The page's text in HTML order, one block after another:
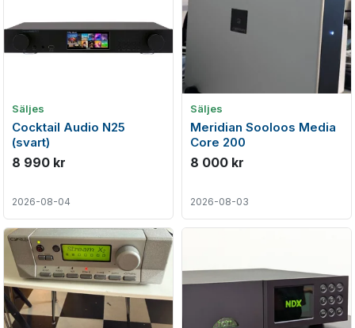
Säljes
Cocktail Audio N25
(svart)
8 990 kr
2026-08-04
Säljes
Meridian Sooloos Media
Core 200
8 000 kr
2026-08-03